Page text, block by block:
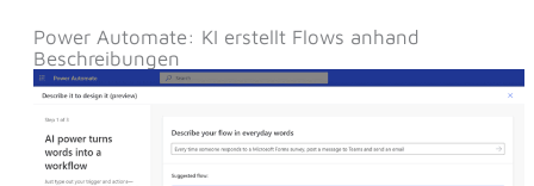
Power Automate: KI erstellt Flows anhand
Beschreibungen